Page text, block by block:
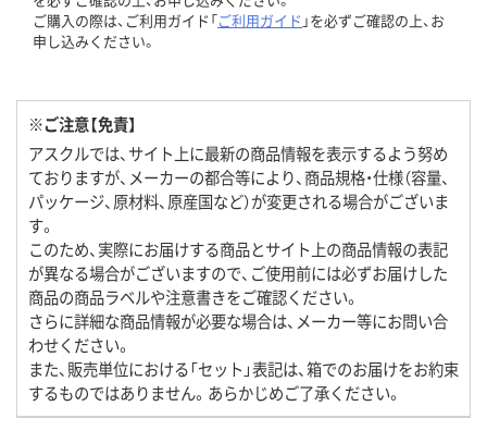
ご購入の際は、ご利用ガイド「ご利用ガイド 」を必ずご確認の上、お
申し込みください。
※ご注意【免責】
アスクルでは、サイト上に最新の商品情報を表示するよう努め
ておりますが、メーカーの都合等により、商品規格・仕様（容量、
パッケージ、原材料、原産国など）が変更される場合がございま
す。
このため、実際にお届けする商品とサイト上の商品情報の表記
が異なる場合がございますので、ご使用前には必ずお届けした
商品の商品ラベルや注意書きをご確認ください。
さらに詳細な商品情報が必要な場合は、メーカー等にお問い合
わせください。
また、販売単位における「セット」表記は、箱でのお届けをお約束
するものではありません。あらかじめご了承ください。